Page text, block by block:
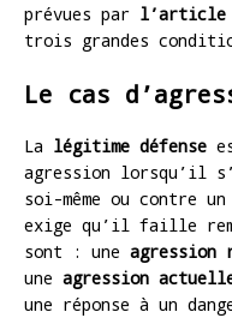
prévues par l’article
trois grandes
Le cas
La légitime défense
agression lorsqu’il
soi-même ou contre
exige qu’il faille
sont : une agression
une agression
une réponse à un